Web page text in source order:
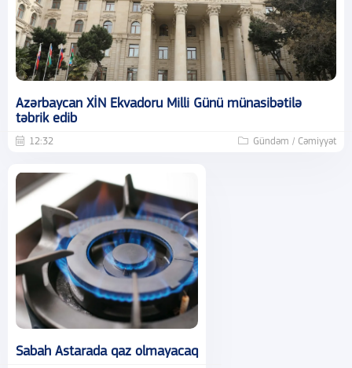
Azərbaycan XİN Ekvadoru Milli Günü münasibətilə
təbrik edib
12:32 Gündəm / Cəmiyyət
Sabah Astarada qaz olmayacaq